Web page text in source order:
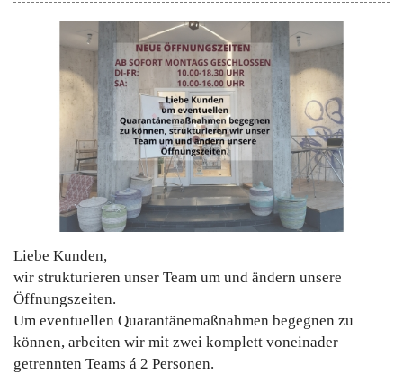
Liebe Kunden,
wir strukturieren unser Team um und ändern unsere
Öffnungszeiten.
Um eventuellen Quarantänemaßnahmen begegnen zu
können, arbeiten wir mit zwei komplett voneinader
getrennten Teams á 2 Personen.